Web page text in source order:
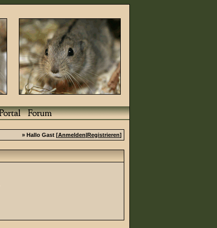
» Hallo Gast [Anmelden|Registrieren]